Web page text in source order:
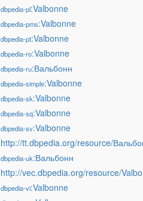
dbpedia-pl:Valbonne
dbpedia-pms:Valbonne
dbpedia-pt:Valbonne
dbpedia-ro:Valbonne
dbpedia-ru:Вальбонн
dbpedia-simple:Valbonne
dbpedia-sk:Valbonne
dbpedia-sq:Valbonne
dbpedia-sv:Valbonne
http://tt.dbpedia.org/resource/
dbpedia-uk:Вальбонн
http://vec.dbpedia.org/resource/
dbpedia-vi:Valbonne